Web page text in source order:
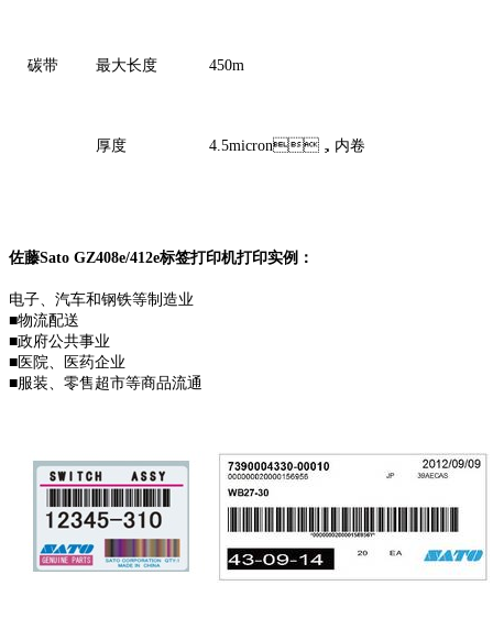
碳带 最大长度 450m
厚度 4.5micron，内卷
佐藤Sato GZ408e/412e标签打印机打印实例：
电子、汽车和钢铁等制造业
■物流配送
■政府公共事业
■医院、医药企业
■服装、零售超市等商品流通